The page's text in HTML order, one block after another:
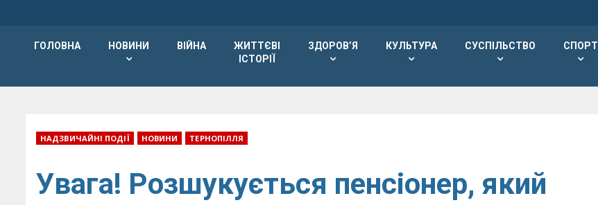
ГОЛОВНА НОВИНИ ВІЙНА
ЖИТТЄВІ
ІСТОРІЇ
ЗДОРОВ’Я КУЛЬТУРА СУСПІЛЬСТВО СПОРТ
НАДЗВИЧАЙНІ ПОДІЇ НОВИНИ ТЕРНОПІЛЛЯ
Увага! Розшукується пенсіонер, який